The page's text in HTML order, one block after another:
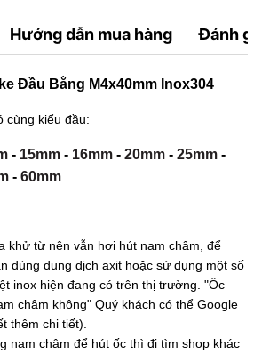
Hướng dẫn mua hàng Đánh
Đầu Bằng M4x40mm Inox304
cùng kiểu đầu:
- 15mm- 16mm- 20mm- 25mm-
- 60mm
khử từ nên vẫn hơi hút nam châm, để
dùng dung dịch axit hoặc sử dụng một số
inox hiện đang có trên thị trường. "Ốc
châm không" Quý khách có thể Google
thêm chi tiết).
nam châm để hút ốc thì đi tìm shop khác